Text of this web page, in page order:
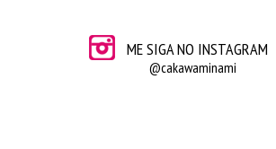
ME SIGA NO INSTAGRAM
@cakawaminami